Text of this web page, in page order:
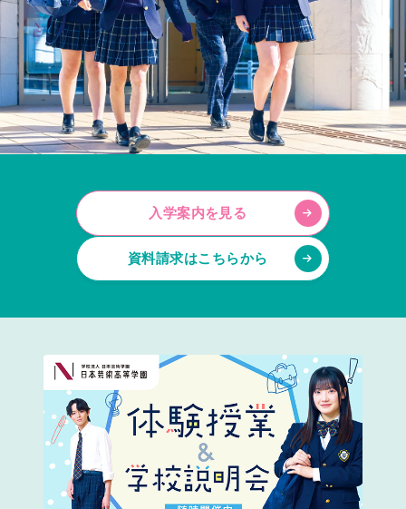
入学案内を見る
資料請求はこちらから